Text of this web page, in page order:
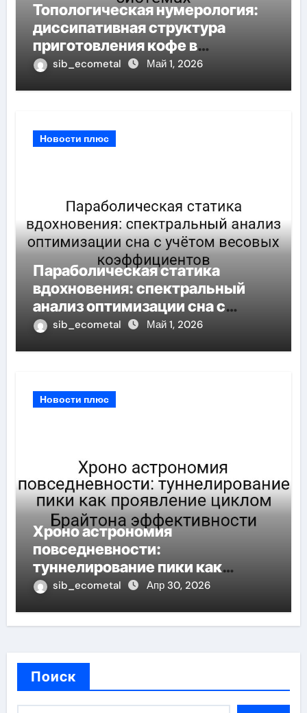
Топологическая нумерология:
диссипативная структура
приготовления кофе в
открытых системах
sib_ecometal Май 1, 2026
Новости плюс
Параболическая статика
вдохновения: спектральный
анализ оптимизации сна с
учётом весовых
sib_ecometal Май 1, 2026
Новости плюс
Хроно астрономия
повседневности:
туннелирование пики как
проявление циклом Брайтона
sib_ecometal Апр 30, 2026
Поиск